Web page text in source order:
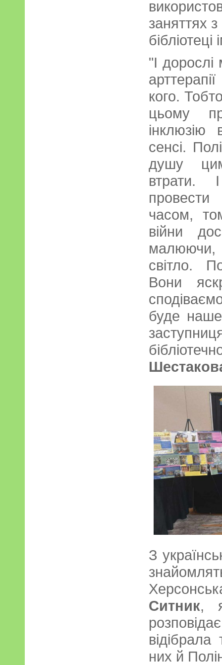
заняттях з
"І
кого.
цьому
інклюзію
сенсі.
душу
часом,
війни
світло.
Вони
буде
З
Ситник,
них й